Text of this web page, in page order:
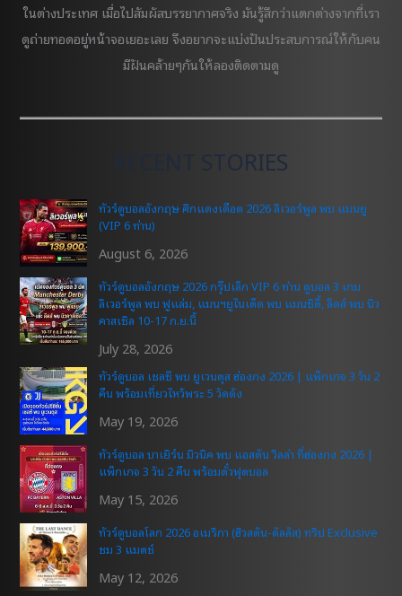
ในต่างประเทศ เมื่อไปสัมผัสบรรยากาศจริง มันรู้สึกว่าแตกต่างจากที่เรา
ดูถ่ายทอดอยู่หน้าจอเยอะเลย จึงอยากจะแบ่งปันประสบการณ์ให้กับคน
มีฝันคล้ายๆกันให้ลองติดตามดู
RECENT STORIES
ทัวร์ดูบอลอังกฤษ ศึกแดงเดือด 2026 ลิเวอร์พูล พบ แมนยู
(VIP 6 ท่าน)
August 6, 2026
ทัวร์ดูบอลอังกฤษ 2026 กรุ๊ปเล็ก VIP 6 ท่าน ดูบอล 3 เกม
ลิเวอร์พูล พบ ฟูแล่ม, แมนฯยูไนเต็ด พบ แมนซิตี้, ลีดส์ พบ นิว
คาสเซิล 10-17 ก.ย.นี้
July 28, 2026
ทัวร์ดูบอล เชลซี พบ ยูเวนตุส ฮ่องกง 2026 | แพ็กเกจ 3 วัน 2
คืน พร้อมเที่ยวไหว้พระ 5 วัดดัง
May 19, 2026
ทัวร์ดูบอล บาเยิร์น มิวนิค พบ แอสตัน วิลล่า ที่ฮ่องกง 2026 |
แพ็กเกจ 3 วัน 2 คืน พร้อมตั๋วฟุตบอล
May 15, 2026
ทัวร์ดูบอลโลก 2026 อเมริกา (ฮิวสตัน-ดัลลัส) ทริป Exclusive
ชม 3 แมตช์
May 12, 2026